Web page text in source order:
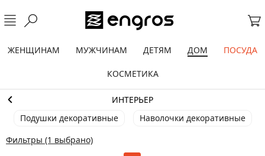
ЖЕНЩИНАМ МУЖЧИНАМ ДЕТЯМ ДОМ ПОСУДА
КОСМЕТИКА
ИНТЕРЬЕР
Подушки декоративные
Наволочки декоративные
Фильтры (1 выбрано)